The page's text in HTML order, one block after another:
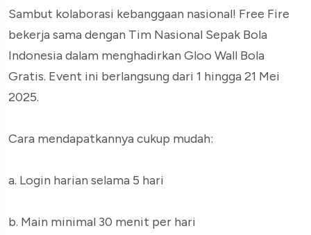
Sambut kolaborasi kebanggaan nasional! Free Fire
bekerja sama dengan Tim Nasional Sepak Bola
Indonesia dalam menghadirkan Gloo Wall Bola
Gratis. Event ini berlangsung dari 1 hingga 21 Mei
2025.
Cara mendapatkannya cukup mudah:
a. Login harian selama 5 hari
b. Main minimal 30 menit per hari